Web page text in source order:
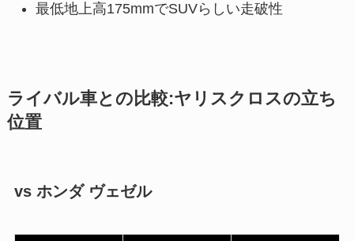
最低地上高175mmでSUVらしい走破性
ライバル車との比較:ヤリスクロスの立ち
位置
vs ホンダ ヴェゼル